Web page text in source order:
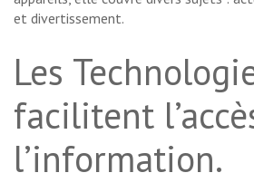
et divertissement.
Les
facilitent
l’information.